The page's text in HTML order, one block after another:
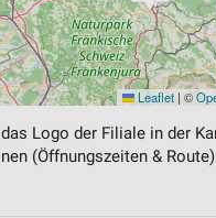
Leaflet | ©
Logo der Filiale in der
(Öffnungszeiten &